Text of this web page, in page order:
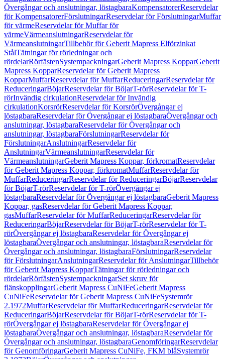
Övergångar och anslutningar, löstagbaraKompensatorerReservdelar
för KompensatorerFörslutningarReservdelar för FörslutningarMuffar
för värmeReservdelar för Muffar för
värmeVärmeanslutningarReservdelar för
VärmeanslutningarTillbehör för Geberit Mapress Elförzinkat
StålTätningar för rörledningar och
rördelarRörfästenSystempackningarGeberit Mapress KopparGeberit
Mapress KopparReservdelar för Geberit Mapress
KopparMuffarReservdelar för MuffarReduceringarReservdelar för
ReduceringarBöjarReservdelar för BöjarT-rörReservdelar för T-
rörInvändig cirkulationReservdelar för Invändig
cirkulationKorsrörReservdelar för KorsrörÖvergångar ej
löstagbaraReservdelar för Övergångar ej löstagbaraÖvergångar och
anslutningar, löstagbaraReservdelar för Övergångar och
anslutningar, löstagbaraFörslutningarReservdelar för
FörslutningarAnslutningarReservdelar för
AnslutningarVärmeanslutningarReservdelar för
VärmeanslutningarGeberit Mapress Koppar, förkromatReservdelar
för Geberit Mapress Koppar, förkromatMuffarReservdelar för
MuffarReduceringarReservdelar för ReduceringarBöjarReservdelar
för BöjarT-rörReservdelar för T-rörÖvergångar ej
löstagbaraReservdelar för Övergångar ej löstagbaraGeberit Mapress
Koppar, gasReservdelar för Geberit Mapress Koppar,
gasMuffarReservdelar för MuffarReduceringarReservdelar för
ReduceringarBöjarReservdelar för BöjarT-rörReservdelar för T-
rörÖvergångar ej löstagbaraReservdelar för Övergångar ej
löstagbaraÖvergångar och anslutningar, löstagbaraReservdelar för
Övergångar och anslutningar, löstagbaraFörslutningarReservdelar
för FörslutningarAnslutningarReservdelar för AnslutningarTillbehör
för Geberit Mapress KopparTätningar för rörledningar och
rördelarRörfästenSystempackningarSet skruv för
flänskopplingarGeberit Mapress CuNiFeGeberit Mapress
CuNiFeReservdelar för Geberit Mapress CuNiFeSystemrör
2.1972MuffarReservdelar för MuffarReduceringarReservdelar för
ReduceringarBöjarReservdelar för BöjarT-rörReservdelar för T-
rörÖvergångar ej löstagbaraReservdelar för Övergångar ej
löstagbaraÖvergångar och anslutningar, löstagbaraReservdelar för
Övergångar och anslutningar, löstagbaraGenomföringarReservdelar
för GenomföringarGeberit Mapress CuNiFe, FKM blåSystemrör